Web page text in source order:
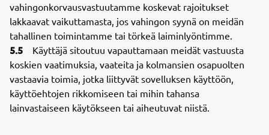
vahingonkorvausvastuutamme koskevat rajoitukset
lakkaavat vaikuttamasta, jos vahingon syynä on meidän
tahallinen toimintamme tai törkeä laiminlyöntimme.
5.5
Käyttäjä sitoutuu vapauttamaan meidät vastuusta
koskien vaatimuksia, vaateita ja kolmansien osapuolten
vastaavia toimia, jotka liittyvät sovelluksen käyttöön,
käyttöehtojen rikkomiseen tai mihin tahansa
lainvastaiseen käytökseen tai aiheutuvat niistä.